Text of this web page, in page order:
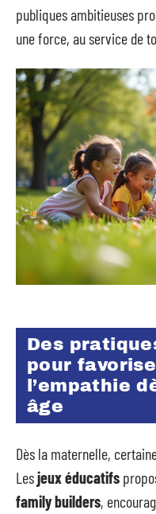
publiques ambitieuses
une force, au service de
Des
pour
l’empathie
âge
Dès la maternelle,
Lesjeux éducatifs
family builders,